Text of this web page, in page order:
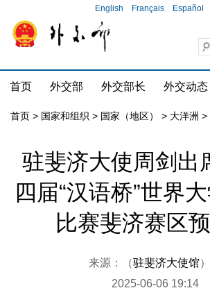
English Français Español
首页 外交部 外交部长 外交动态
首页 > 国家和组织 > 国家（地区） > 大洋洲 >
驻斐济大使周剑出
四届“汉语桥”世界
比赛斐济赛区
来源：（驻斐济大使馆
2025-06-06 19:14